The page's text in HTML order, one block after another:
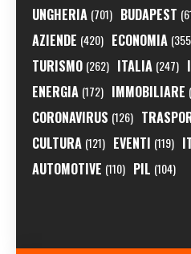
UNGHERIA (701) BUDAPEST
AZIENDE (420) ECONOMIA
TURISMO (262) ITALIA (247)
ENERGIA (172) IMMOBILIARE
CORONAVIRUS (126)
CULTURA (121) EVENTI (119)
AUTOMOTIVE (110) PIL (104)